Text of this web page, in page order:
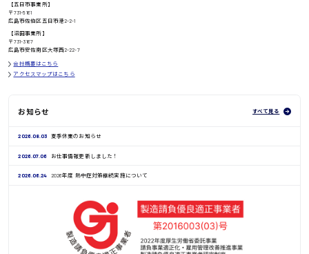
鳥取県
【五日市事業所】
〒731-5161
広島市佐伯区五日市港2-2-1
【沼田事業所】
〒731-3167
広島市安佐南区大塚西2-22-7
会社概要はこちら
アクセスマップはこちら
お知らせ すべて見る
2026.08.03 夏季休業のお知らせ
2026.07.06 お仕事情報更新しました！
2026.06.24 2026年度 熱中症対策継続実施について